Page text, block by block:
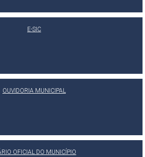
E-SIC
OUVIDORIA MUNICIPAL
OFICIAL DO MUNICÍPIO